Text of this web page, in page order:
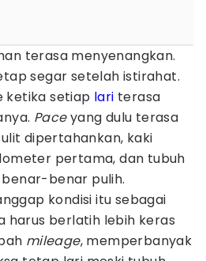
terasa menyenangkan.
segar setelah istirahat.
ketika setiap lari terasa
Paceyang dulu terasa
dipertahankan, kaki
pertama, dan tubuh
benar pulih.
kondisi itu sebagai
harus berlatih lebih keras
mileage, memperbanyak